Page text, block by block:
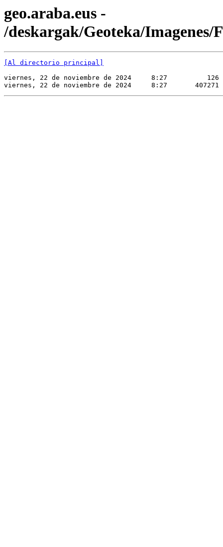
geo.araba.eus -
/deskargak/Geoteka/
[Al directorio principal]
viernes, 22 de noviembre de 2024     8:27          126
viernes, 22 de noviembre de 2024     8:27       407271